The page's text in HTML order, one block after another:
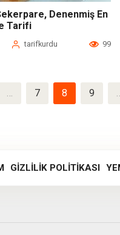
Denenmiş En
Tarifi
tarifkurdu 99
… 7 8 9
GIZLILIK POLITIKASI